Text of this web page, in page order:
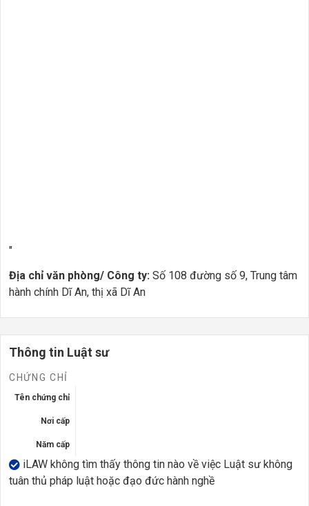
"
Địa chỉ văn phòng/ Công ty: Số 108 đường số 9, Trung tâm
hành chính Dĩ An, thị xã Dĩ An
Thông tin Luật sư
CHỨNG CHỈ
Tên chứng chỉ
Nơi cấp
Năm cấp
iLAW không tìm thấy thông tin nào về việc Luật sư không
tuân thủ pháp luật hoặc đạo đức hành nghề